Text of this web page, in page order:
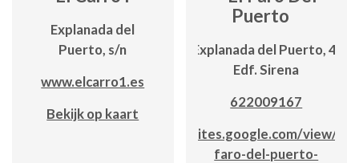
Explanada del
Puerto, s/n
www.elcarro1.es
Bekijk op kaart
Puerto
Explanada del Puerto, 4;
Edf. Sirena
622009167
sites.google.com/view/el-
faro-del-puerto-